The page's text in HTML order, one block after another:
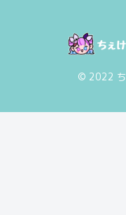
© 2022 ち